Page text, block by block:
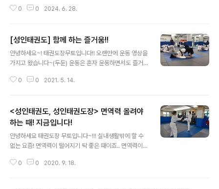
을 많이 하시는데 내 몸을 스스로 보호하는 것에는 본인이
을 보호하고 공격자의 공격을 피하거나 막을 수 있는 기술
을 익힘으로서 위험상황에서 얼마나 나 자신을 지키는게
중요하지만 그 동작에 얼마나 숙련도가 높고 익숙한지가
행동하고 대처. 자기 방어 훈련을 통하여 스트레스를 해소
0 0 2024. 6. 28.
[성인태권도] 함께 하는 즐거움!!
안녕하세요~! 태권도장무토입니다!! 오랜만에 운동 영상을
가지고 왔습니다~(두둔) 운동은 혼자 운동하면서도 즐거움
니다!!! (그렇죠..?) 그렇습니다!! 운동할때 가장 중요한!!! 모
게 불태웠으니.. 등허리까지!!!! 태권도장 무토에서는 항상
방역과 깔끔한 환경을 위해 노력하고 있습니다^^ 여름도
다가오고 혼자가 아닌 함께 즐겁게 운동하고 싶은 신 분들
의 위해 무료 체험수업은 항상 열려 있습니다!
0 0 2021. 5. 14.
<성인태권도, 성인태권도장> 면역력 올려야
하는 때! 지금입니다!
안녕하세요 태권도장 무토입니다~!!! 실내생활밖에 할 수
없는 요즘! 면역력이 떨어지기 딱 좋은 때이죠.. 면역력이
나19도 면역력이 약한 사람에 더 잘 전염이 된다고 합니
0 0 2020. 9. 18.